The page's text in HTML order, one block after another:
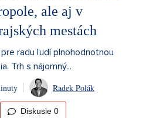
ale aj v
mestách
radu ľudí plnohodnotnou
Trh s nájomný...
Radek Polák
Diskusie 0